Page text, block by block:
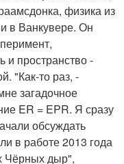
физика из
в Ванкувере. Он
и пространство -
"Как-то раз, -
загадочное
ER = EPR. Я сразу
обсуждать
в работе 2013 года
Чёрных дыр",